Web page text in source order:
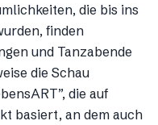
die bis ins
finden
und Tanzabende
die Schau
die auf
basiert, an dem auch